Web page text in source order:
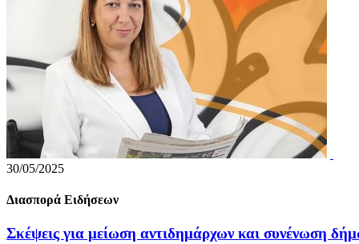
30/05/2025
Διασπορά Ειδήσεων
Σκέψεις για μείωση αντιδημάρχων και συνένωση